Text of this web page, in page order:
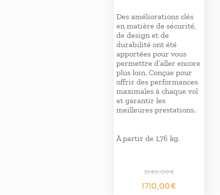
Des améliorations clés
en matière de sécurité,
de design et de
durabilité ont été
apportées pour vous
permettre d’aller encore
plus loin. Conçue pour
offrir des performances
maximales à chaque vol
et garantir les
meilleures prestations.
À partir de 1,76 kg.
2140,00€
Le
1710,00€Le